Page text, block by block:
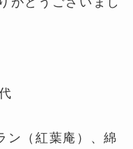
ン（紅葉庵）、綿